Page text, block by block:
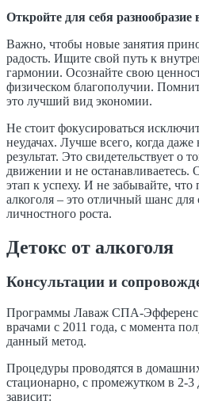
Откройте для себя разнообразие
Важно, чтобы новые занятия
радость. Ищите свой путь к
гармонии. Осознайте свою
физическом благополучии.
это лучший вид экономии.
Не стоит фокусироваться
неудачах. Лучше всего, когда даже
результат. Это свидетельствует о
движении и не
этап к успеху. И не забывайте,
алкоголя – это отличный шанс для
личностного роста.
Детокс от алкоголя
Консультации и
Программы Лаваж СПА-Эфференс
врачами с 2011 года, с момента
данный метод.
Процедуры проводятся в
стационарно, с промежутком в 2-3
зависит: